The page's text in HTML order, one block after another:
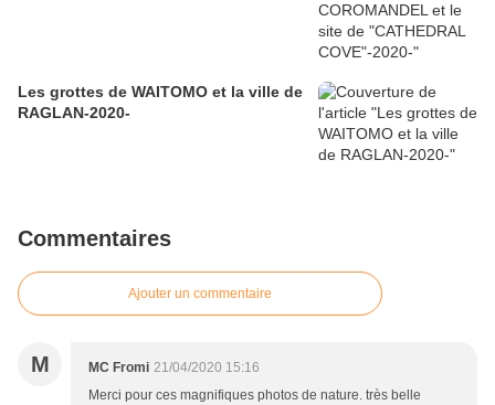
Les grottes de WAITOMO et la ville de
RAGLAN-2020-
Commentaires
Ajouter un commentaire
M MC Fromi 21/04/2020 15:16
Merci pour ces magnifiques photos de nature. très belle